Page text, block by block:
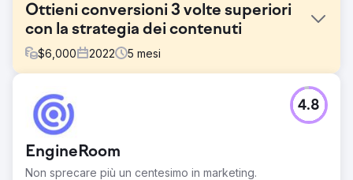
Ottieni conversioni 3 volte superiori
con la strategia dei contenuti
$6,000 2022 5 mesi
Sfida
Una startup SaaS nel settore delle risorse umane aveva
un sito web moderno, ma non attirava lead. Il blog era
carente di struttura, non si posizionava correttamente per
i termini pertinenti e c'era poca visibilità organica per
funzionalità chiave o casi d'uso.
EngineRoom
Non sprecare più un centesimo in marketing.
4.8